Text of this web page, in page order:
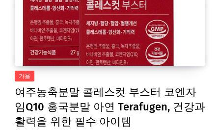
가을
여주농축분말 콜레스컷 부스터 코엔자
임Q10 홍국분말 아연 Terafugen, 건강과
활력을 위한 필수 아이템